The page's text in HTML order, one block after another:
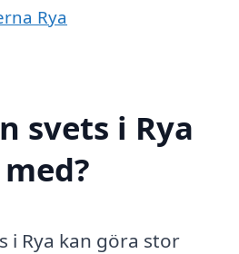
Rya
svets i Rya
i Rya kan göra stor